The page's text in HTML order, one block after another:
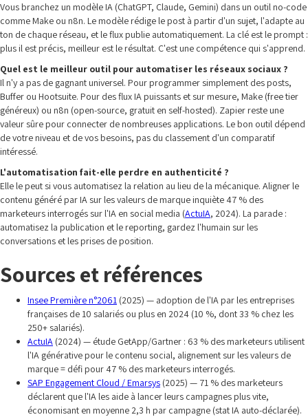
Vous branchez un modèle IA (ChatGPT, Claude, Gemini) dans un outil no-code
comme Make ou n8n. Le modèle rédige le post à partir d'un sujet, l'adapte au
ton de chaque réseau, et le flux publie automatiquement. La clé est le prompt :
plus il est précis, meilleur est le résultat. C'est une compétence qui s'apprend.
Quel est le meilleur outil pour automatiser les réseaux sociaux ?
Il n'y a pas de gagnant universel. Pour programmer simplement des posts,
Buffer ou Hootsuite. Pour des flux IA puissants et sur mesure, Make (free tier
généreux) ou n8n (open-source, gratuit en self-hosted). Zapier reste une
valeur sûre pour connecter de nombreuses applications. Le bon outil dépend
de votre niveau et de vos besoins, pas du classement d'un comparatif
intéressé.
L'automatisation fait-elle perdre en authenticité ?
Elle le peut si vous automatisez la relation au lieu de la mécanique. Aligner le
contenu généré par IA sur les valeurs de marque inquiète 47 % des
marketeurs interrogés sur l'IA en social media (ActuIA, 2024). La parade :
automatisez la publication et le reporting, gardez l'humain sur les
conversations et les prises de position.
Sources et références
Insee Première n°2061 (2025) — adoption de l'IA par les entreprises
françaises de 10 salariés ou plus en 2024 (10 %, dont 33 % chez les
250+ salariés).
ActuIA (2024) — étude GetApp/Gartner : 63 % des marketeurs utilisent
l'IA générative pour le contenu social, alignement sur les valeurs de
marque = défi pour 47 % des marketeurs interrogés.
SAP Engagement Cloud / Emarsys (2025) — 71 % des marketeurs
déclarent que l'IA les aide à lancer leurs campagnes plus vite,
économisant en moyenne 2,3 h par campagne (stat IA auto-déclarée).